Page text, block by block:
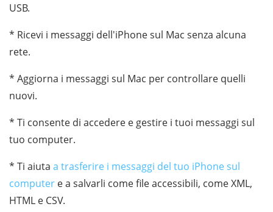
USB.
* Ricevi i messaggi dell'iPhone sul Mac senza alcuna
rete.
* Aggiorna i messaggi sul Mac per controllare quelli
nuovi.
* Ti consente di accedere e gestire i tuoi messaggi sul
tuo computer.
* Ti aiuta a trasferire i messaggi del tuo iPhone sul
computer e a salvarli come file accessibili, come XML,
HTML e CSV.